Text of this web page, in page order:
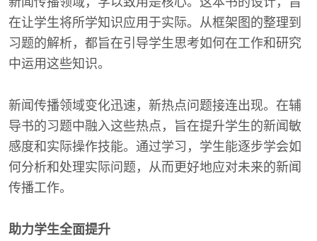
在让学生将所学知识应用于实际。从框架图的整理到
习题的解析，都旨在引导学生思考如何在工作和研究
中运用这些知识。
新闻传播领域变化迅速，新热点问题接连出现。在辅
导书的习题中融入这些热点，旨在提升学生的新闻敏
感度和实际操作技能。通过学习，学生能逐步学会如
何分析和处理实际问题，从而更好地应对未来的新闻
传播工作。
助力学生全面提升